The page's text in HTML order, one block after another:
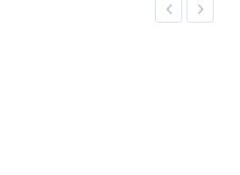
Previous
Next